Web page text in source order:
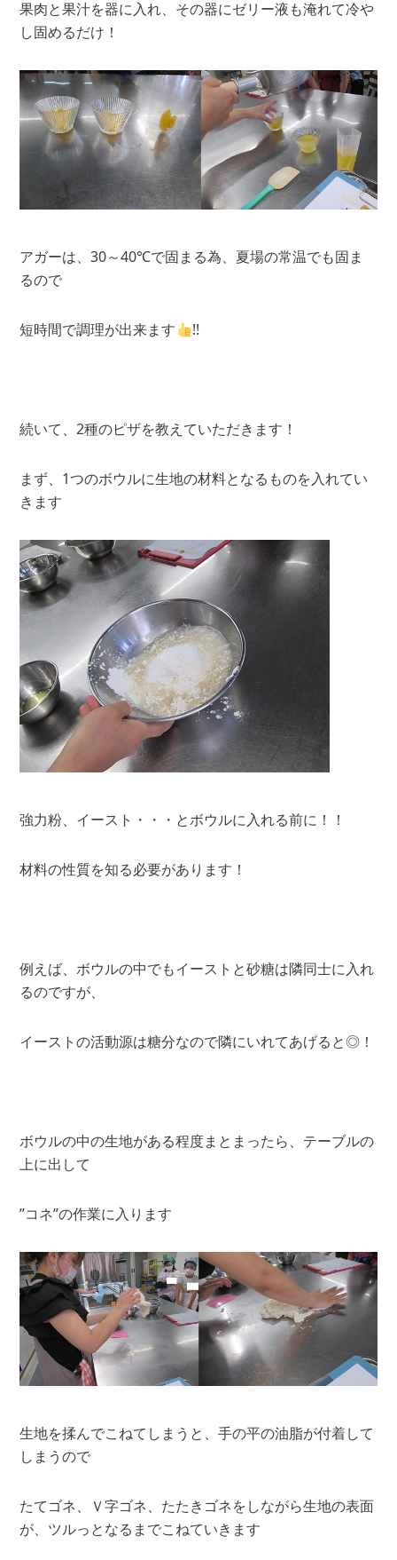
果肉と果汁を器に入れ、その器にゼリー液も淹れて冷や
し固めるだけ！
アガーは、30～40℃で固まる為、夏場の常温でも固ま
るので
短時間で調理が出来ます !!
続いて、2種のピザを教えていただきます！
まず、1つのボウルに生地の材料となるものを入れてい
きます
強力粉、イースト・・・とボウルに入れる前に！！
材料の性質を知る必要があります！
例えば、ボウルの中でもイーストと砂糖は隣同士に入れ
るのですが、
イーストの活動源は糖分なので隣にいれてあげると◎！
ボウルの中の生地がある程度まとまったら、テーブルの
上に出して
”コネ”の作業に入ります
生地を揉んでこねてしまうと、手の平の油脂が付着して
しまうので
たてゴネ、Ｖ字ゴネ、たたきゴネをしながら生地の表面
が、ツルっとなるまでこねていきます